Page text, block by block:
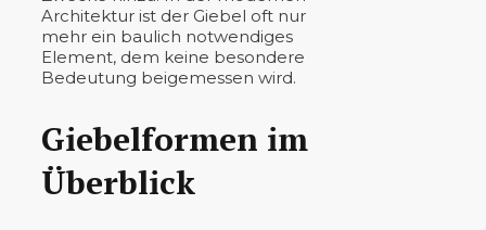
Architektur ist der Giebel oft nur
mehr ein baulich notwendiges
Element, dem keine besondere
Bedeutung beigemessen wird.
Giebelformen im
Überblick